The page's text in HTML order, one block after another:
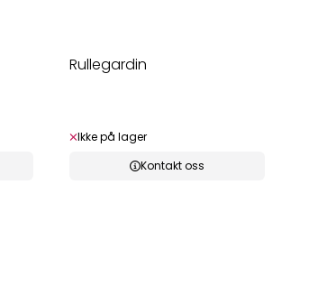
Rullegardin
Ikke på lager
Kontakt oss